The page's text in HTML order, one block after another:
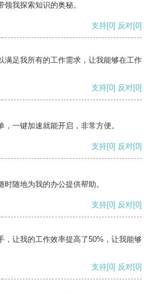
我探索知识的奥秘。
支持[0] 反对[0]
满足我所有的工作需求，让我能够在工作
支持[0] 反对[0]
一键加速就能开启，非常方便。
支持[0] 反对[0]
随地为我的办公提供帮助。
支持[0] 反对[0]
，让我的工作效率提高了50%，让我能够
支持[0] 反对[0]